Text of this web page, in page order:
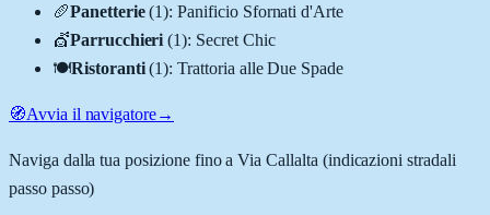
🥖Panetterie (1):Panificio Sfornati d'Arte
💇Parrucchieri (1): Secret Chic
🍽️Ristoranti (1):Trattoria alle Due Spade
🧭Avvia il navigatore→
Naviga dalla tua posizione fino aVia Callalta (indicazioni stradali
passo passo)